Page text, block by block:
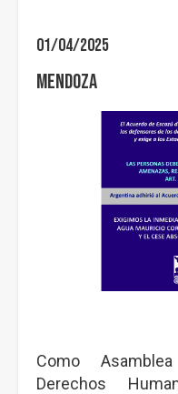
01/04/2025
Mendoza
Como
Derechos